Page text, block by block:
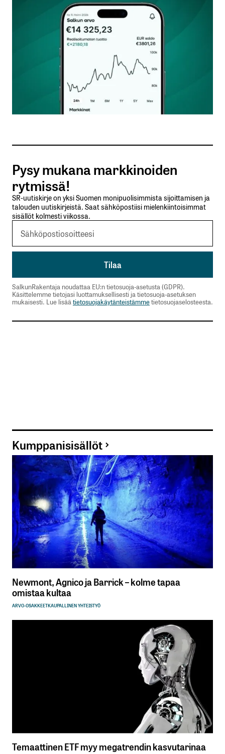
Kommentti*
Nimesi tai nimimerkkisi
Sähköpostiosoitteesi
Tilaa SalkunRakentajan uutiskirje
Lähetä kommentti
Pysy mukana markkinoiden
rytmissä!
SR-uutiskirje on yksi Suomen monipuolisimmista sijoittamisen ja
talouden uutiskirjeistä. Saat sähköpostiisi mielenkiintoisimmat
sisällöt kolmesti viikossa.
SalkunRakentaja noudattaa EU:n tietosuoja-asetusta (GDPR).
Käsittelemme tietojasi luottamuksellisesti ja tietosuoja-asetuksen
mukaisesti. Lue lisää tietosuojakäytänteistämmetietosuojaselosteesta.
Kumppanisisällöt
Newmont, Agnico ja Barrick – kolme tapaa
omistaa kultaa
ARVO-OSAKKEETKAUPALLINEN YHTEISTYÖ
Temaattinen ETF myy megatrendin kasvutarinaa